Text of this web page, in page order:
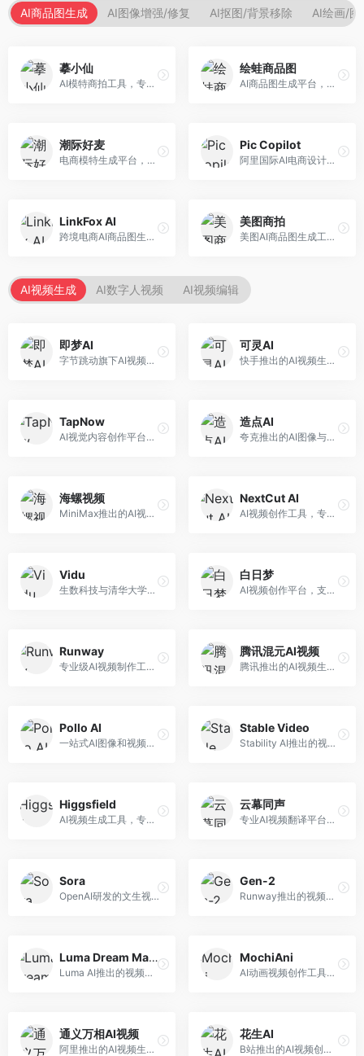
AI商品图生成 AI图像增强/修复 AI抠图/背景移除 AI绘画/图
摹小仙
AI模特商拍工具，专注于服装电商。面向服装电商卖家，提供虚拟模特试穿、商品展示图生成等服务，模特形象多样，拍摄成本低。
绘蛙商品图
AI商品图生成平台，支持模特换装和场景生成。面向电商卖家，提供商品上身效果展示、场景化商品图生成等服务，电商营销效果显著。
潮际好麦
电商模特生成平台，支持AI虚拟模特创作。面向服装和配饰电商，提供模特试穿、商品展示、营销素材生成等服务，模特形象可定制。
Pic Copilot
阿里国际AI电商设计工具，专注于跨境电商。面向跨境电商卖家，提供商品图优化、营销海报生成、多语言适配等服务，海外市场适配性强。
LinkFox AI
跨境电商AI商品图生成工具。面向跨境电商卖家，支持多语言商品图生成、模特替换、场景优化等服务，适配海外电商平台需求。
美图商拍
美图AI商品图生成工具，整合美图生态。面向电商卖家，提供商品图美化、模特替换、场景生成等服务，移动端操作便捷。
AI视频生成 AI数字人视频 AI视频编辑
即梦AI
字节跳动旗下AI视频创作平台，支持多模态内容生成。面向内容创作者和营销人员，提供文生视频、图生视频、智能剪辑等功能，中文理解能力强，创作效率高。
可灵AI
快手推出的AI视频生成平台，支持文生视频和图生视频，可生成长达2分钟的高质量视频内容。面向短视频创作者和营销人员，操作简便，生成效果逼真，适合商业推广和创意表达。
TapNow
AI视觉内容创作平台，整合图像与视频生成能力。面向内容创作者，提供文生图、文生视频、智能编辑等服务，创作工具丰富，一站式体验便捷。
造点AI
夸克推出的AI图像与视频创作平台。面向普通用户和内容创作者，提供文生图、文生视频等功能，操作简便，与夸克生态深度整合。
海螺视频
MiniMax推出的AI视频生成工具，支持高质量视频创作。面向内容创作者，提供文生视频、视频编辑等功能，生成速度快，视频效果自然流畅。
NextCut AI
AI视频创作工具，专注于智能剪辑和视频生成。面向视频创作者，提供智能剪辑、视频生成、特效添加等功能，剪辑效率高，适合快节奏内容生产。
Vidu
生数科技与清华大学联合研发的AI视频生成大模型。面向视频创作者和内容生产者，支持文生视频、图生视频，视频质量高，物理运动理解准确，国产视频生成领先工具。
白日梦
AI视频创作平台，支持生成长达50分钟的长视频内容。面向长视频创作者和内容生产者，支持故事视频生成、视频编辑等功能，适合叙事性内容创作。
Runway
专业级AI视频制作工具，支持视频生成与编辑。面向影视制作人和创意工作者，提供文生视频、视频编辑、绿幕抠像等专业功能，视频处理能力强，适合专业创作场景。
腾讯混元AI视频
腾讯推出的AI视频生成工具，基于混元大模型。面向腾讯生态用户和内容创作者，支持文生视频、视频编辑等功能，与腾讯产品生态深度整合。
Pollo AI
一站式AI图像和视频创作平台，整合多种生成工具。面向内容创作者，提供文生图、文生视频、视频编辑等服务，创作工具全面，一站式体验便捷。
Stable Video
Stability AI推出的视频生成模型，开源可部署。面向开发者和专业创作者，支持视频生成、视频编辑等功能，开源生态完善，定制化程度高。
Higgsfield
AI视频生成工具，专注于高质量视频内容创作。面向视频创作者和营销人员，支持文生视频、视频编辑等功能，视频效果逼真，适合商业应用。
云幕同声
专业AI视频翻译平台，支持视频多语言配音和字幕生成。面向跨境电商和内容出海从业者，提供视频翻译、配音、字幕生成等服务，多语言支持完善。
Sora
OpenAI研发的文生视频大模型，可根据文字描述生成长达60秒的高清视频。面向影视创作者、广告从业者和内容生产者，视频连贯性强，物理世界理解准确，代表了AI视频生成的最高水平。
Gen-2
Runway推出的视频生成模型，专注于文生视频和视频风格转换。面向影视制作人和创意工作者，支持文本到视频、图像到视频等多种生成模式，视频质量专业级。
Luma Dream Machine
Luma AI推出的视频生成工具，专注于高质量视频创作。面向影视创作者和内容生产者，支持文生视频、图生视频，视频质量高，物理运动流畅自然。
MochiAni
AI动画视频创作工具，专注于动画内容生成。面向动画创作者和二次元内容生产者，支持动画风格视频生成，动画效果流畅，适合动漫内容创作。
通义万相AI视频
阿里推出的AI视频生成服务，整合图像与视频创作能力。面向电商和营销从业者，支持商品视频生成、营销视频制作等服务，商业应用场景丰富。
花生AI
B站推出的AI视频创作工具，专注于短视频内容生成。面向B站创作者，支持视频生成、视频编辑等功能，与B站平台深度整合，创作效率高。